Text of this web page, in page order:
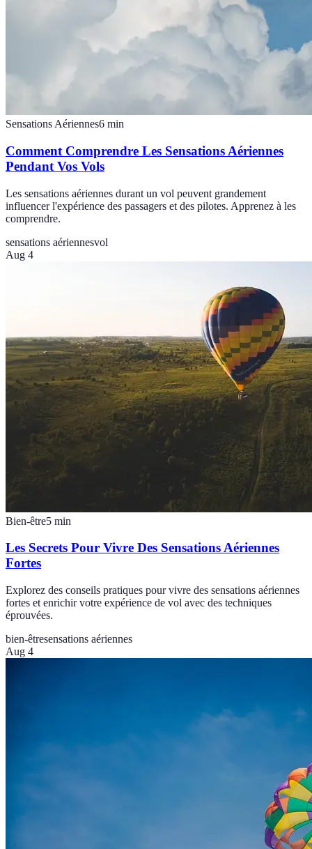
Sensations Aériennes6 min
Comment Comprendre Les Sensations Aériennes
Pendant Vos Vols
Les sensations aériennes durant un vol peuvent grandement
influencer l'expérience des passagers et des pilotes. Apprenez à les
comprendre.
sensations aériennesvol
Aug 4
Bien-être5 min
Les Secrets Pour Vivre Des Sensations Aériennes
Fortes
Explorez des conseils pratiques pour vivre des sensations aériennes
fortes et enrichir votre expérience de vol avec des techniques
éprouvées.
bien-êtresensations aériennes
Aug 4